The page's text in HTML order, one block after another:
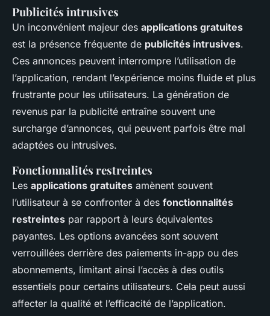
Publicités intrusives
Un inconvénient majeur des applications gratuites
est la présence fréquente de publicités intrusives.
Ces annonces peuvent interrompre l’utilisation de
l’application, rendant l’expérience moins fluide et plus
frustrante pour les utilisateurs. La génération de
revenus par la publicité entraîne souvent une
surcharge d’annonces, qui peuvent parfois être mal
adaptées ou intrusives.
Fonctionnalités restreintes
Les applications gratuites amènent souvent
l’utilisateur à se confronter à des fonctionnalités
restreintes par rapport à leurs équivalentes
payantes. Les options avancées sont souvent
verrouillées derrière des paiements in-app ou des
abonnements, limitant ainsi l’accès à des outils
essentiels pour certains utilisateurs. Cela peut aussi
affecter la qualité et l’efficacité de l’application.